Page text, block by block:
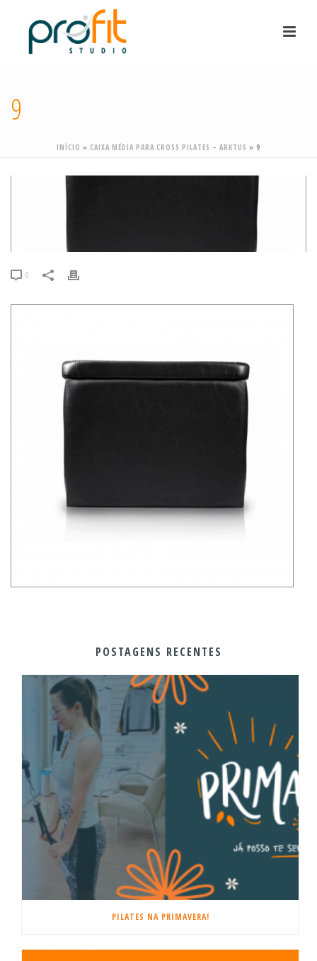
9
INÍCIO » CAIXA MÉDIA PARA CROSS PILATES – ARKTUS » 9
0
POSTAGENS RECENTES
PILATES NA PRIMAVERA!